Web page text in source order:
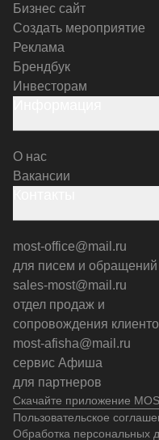
Скачайте приложение
Бизнес сайт
Создать мероприятие
Реклама
Брендбук
Инвесторам
О нас
Вакансии
most-office@mail.ru
для писем и обращений
sales-most@mail.ru
отдел продаж и
сопровождения
most-afisha@mail.ru
сервис Афиша
для партнеров
Пользовательское
Обработка персональных